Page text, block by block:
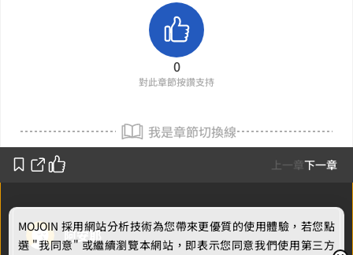
上一章下一章
0
對此章節按讚支持
我是章節切換線
阿安耶
MOJOIN 採用網站分析技術為您帶來更優質的使用體驗，若您點
選 "我同意" 或繼續瀏覽本網站，即表示您同意我們使用第三方